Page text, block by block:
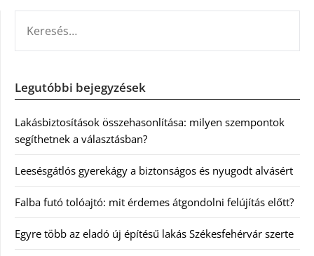
Legutóbbi bejegyzések
Lakásbiztosítások összehasonlítása: milyen szempontok
segíthetnek a választásban?
Leesésgátlós gyerekágy a biztonságos és nyugodt alvásért
Falba futó tolóajtó: mit érdemes átgondolni felújítás előtt?
Egyre több az eladó új építésű lakás Székesfehérvár szerte